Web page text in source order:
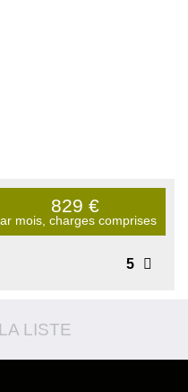
829 €
mois, charges comprises
5
LISTE